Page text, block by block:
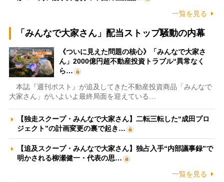
一覧を見る
「みんなで大家さん」配当ストップ騒動の内幕
《ついに見えた問題の核心》「みんなで大家さ
ん」2000億円超不動産投資トラブル“異常なく
ら…
本誌『週刊ポスト』が追及してきた不動産投資商品「みんなで
大家さん」がいよいよ最終局面を迎えている…
【独走スクープ・みんなで大家さん】二転三転した“成田プロ
ジェクト”の計画変更の裏で起き…
【追及スクープ・みんなで大家さん】独占入手“内部議事録”で
明かされる柳瀬健一・代表の思…
一覧を見る